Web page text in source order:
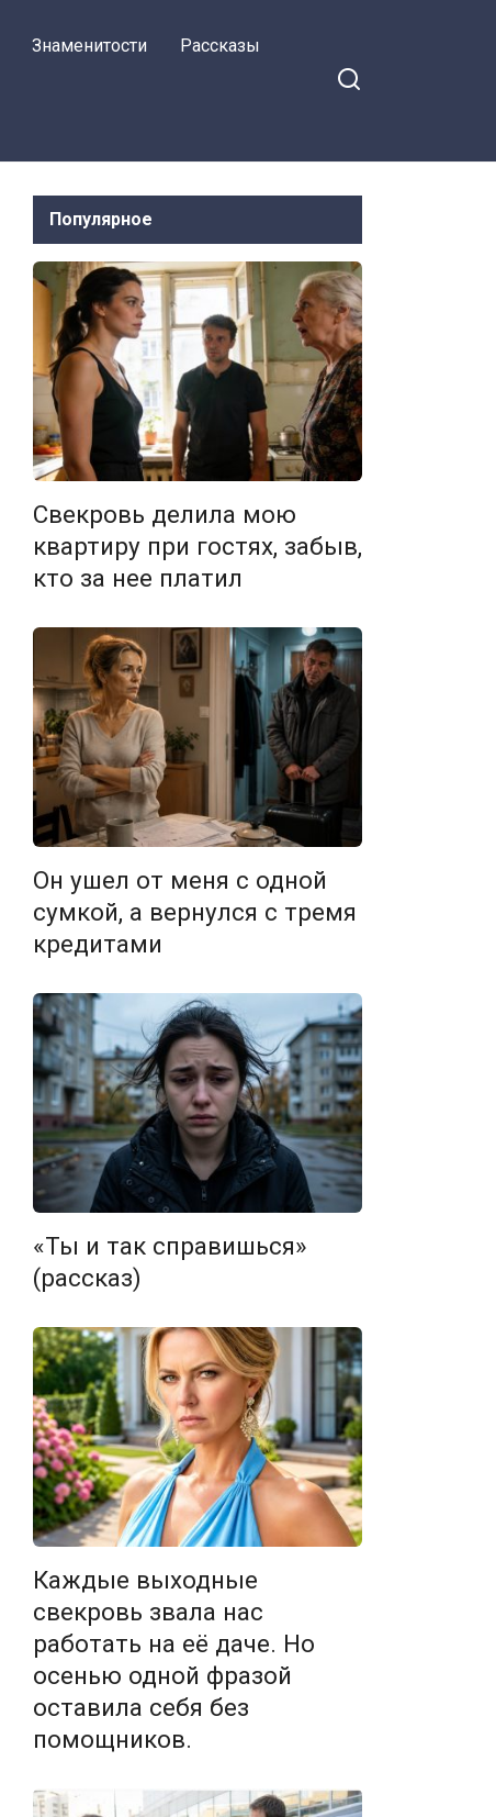
Знаменитости Рассказы
Популярное
Свекровь делила мою
квартиру при гостях, забыв,
кто за нее платил
Он ушел от меня с одной
сумкой, а вернулся с тремя
кредитами
«Ты и так справишься»
(рассказ)
Каждые выходные
свекровь звала нас
работать на её даче. Но
осенью одной фразой
оставила себя без
помощников.